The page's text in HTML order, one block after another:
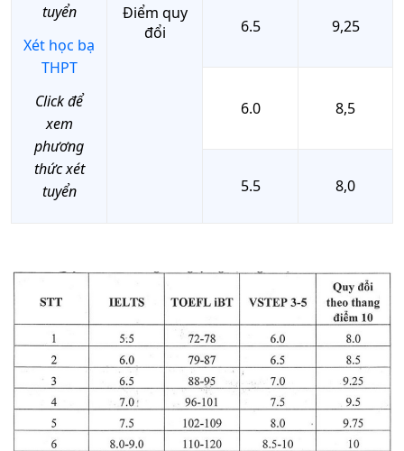
tuyển
Xét học bạ
THPT
Click để
xem
phương
thức xét
tuyển
Điểm quy
đổi
6.5 9,25
6.0 8,5
5.5 8,0